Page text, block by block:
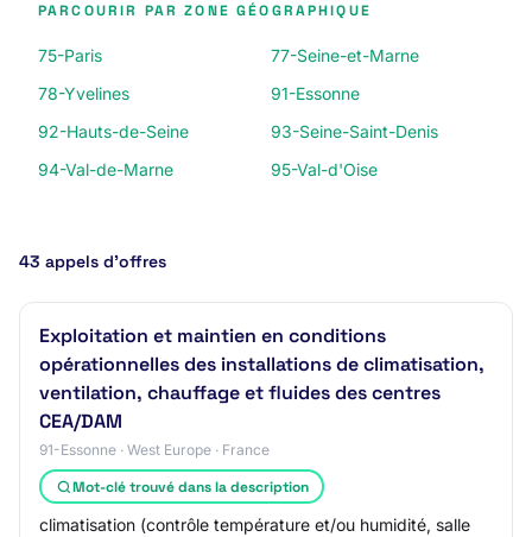
PARCOURIR PAR ZONE GÉOGRAPHIQUE
75-Paris
77-Seine-et-Marne
78-Yvelines
91-Essonne
92-Hauts-de-Seine
93-Seine-Saint-Denis
94-Val-de-Marne
95-Val-d'Oise
43 appels d’offres
Exploitation et maintien en conditions
opérationnelles des installations de climatisation,
ventilation, chauffage et fluides des centres
CEA/DAM
91-Essonne · West Europe · France
Mot-clé trouvé dans la description
climatisation (contrôle température et/ou humidité, salle